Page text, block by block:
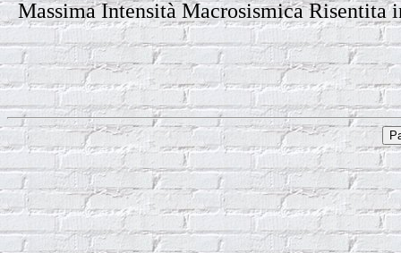
Massima Intensità Macrosismica